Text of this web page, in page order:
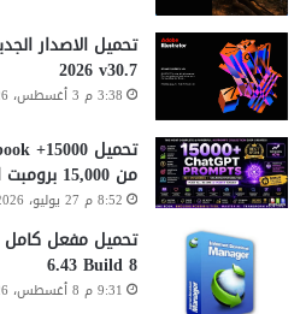
2026 v30.7
3:38 م 3 أغسطس، 2026
من 15,000 برومبت احترافي للذكاء الاصطناعي
8:52 م 27 يوليو، 2026
6.43 Build 8
9:31 م 8 أغسطس، 2026